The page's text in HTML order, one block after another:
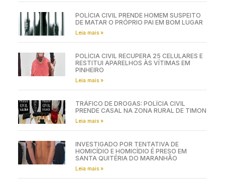
POLÍCIA CIVIL PRENDE HOMEM SUSPEITO
DE MATAR O PRÓPRIO PAI EM BOM LUGAR
Leia mais »
POLÍCIA CIVIL RECUPERA 25 CELULARES E
RESTITUI APARELHOS ÀS VÍTIMAS EM
PINHEIRO
Leia mais »
TRÁFICO DE DROGAS: POLÍCIA CIVIL
PRENDE CASAL NA ZONA RURAL DE TIMON
Leia mais »
INVESTIGADO POR TENTATIVA DE
HOMICÍDIO E HOMICÍDIO É PRESO EM
SANTA QUITÉRIA DO MARANHÃO
Leia mais »